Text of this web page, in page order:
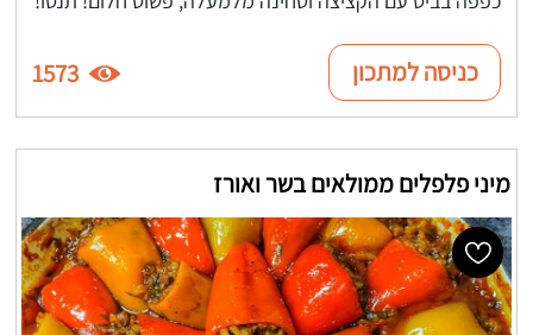
כניסה למתכון 1573
מיני פלפלים ממולאים בשר ואורז